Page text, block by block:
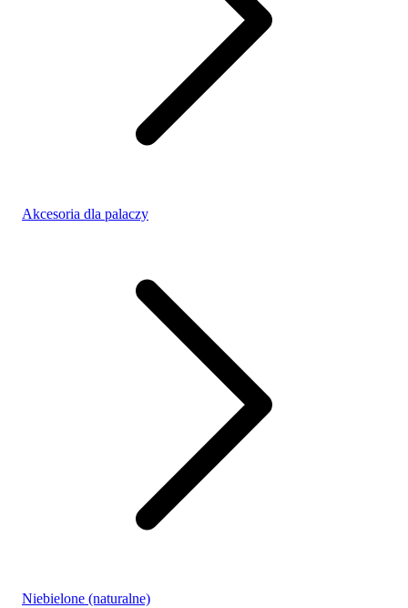
Akcesoria dla palaczy
Niebielone (naturalne)